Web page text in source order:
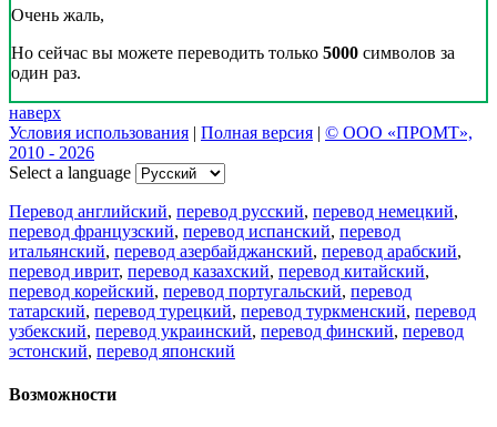
Очень жаль,
Но сейчас вы можете переводить только 5000 символов за
один раз.
наверх
Условия использования | Полная версия | © ООО «ПРОМТ»,
2010 - 2026
Select a language
Перевод английский, перевод русский, перевод немецкий,
перевод французский, перевод испанский, перевод
итальянский, перевод азербайджанский, перевод арабский,
перевод иврит, перевод казахский, перевод китайский,
перевод корейский, перевод португальский, перевод
татарский, перевод турецкий, перевод туркменский, перевод
узбекский, перевод украинский, перевод финский, перевод
эстонский, перевод японский
Возможности